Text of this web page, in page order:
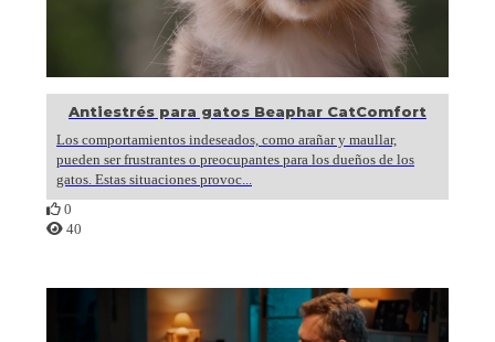
Antiestrés para gatos Beaphar CatComfort
Los comportamientos indeseados, como arañar y maullar,
pueden ser frustrantes o preocupantes para los dueños de los
gatos. Estas situaciones provoc...
0
40